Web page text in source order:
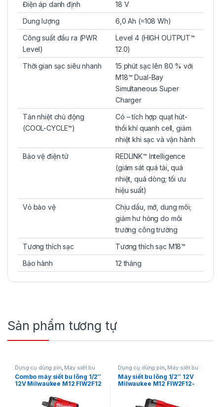
Điện áp danh định
18 V
Dung lượng
6,0 Ah (≈108 Wh)
Công suất đầu ra (PWR
Level)
Level 4 (HIGH OUTPUT™
12.0)
Thời gian sạc siêu nhanh
15 phút sạc lên 80 % với
M18™ Dual-Bay
Simultaneous Super
Charger
Tản nhiệt chủ động
(COOL-CYCLE™)
Có – tích hợp quạt hút-
thổi khí quanh cell, giảm
nhiệt khi sạc và vận hành
Bảo vệ điện tử
REDLINK™ Intelligence
(giám sát quá tải, quá
nhiệt, quá dòng; tối ưu
hiệu suất)
Vỏ bảo vệ
Chịu dầu, mỡ, dung môi;
giảm hư hỏng do môi
trường công trường
Tương thích sạc
Tương thích sạc M18™
Bảo hành
12 tháng
Sản phẩm tương tự
Dụng cụ dùng pin Máy siết bu
lông, Máy siết bu lông dùng pin
12V,Milwaukee
Combo máy siết bu lông 1/2″
12V Milwaukee M12 FIW2F12
Dụng cụ dùng pin Máy siết bu
lông, Máy siết bu lông dùng pin
12V,Milwaukee
Máy siết bu lông 1/2″ 12V
Milwaukee M12 FIW2F12-